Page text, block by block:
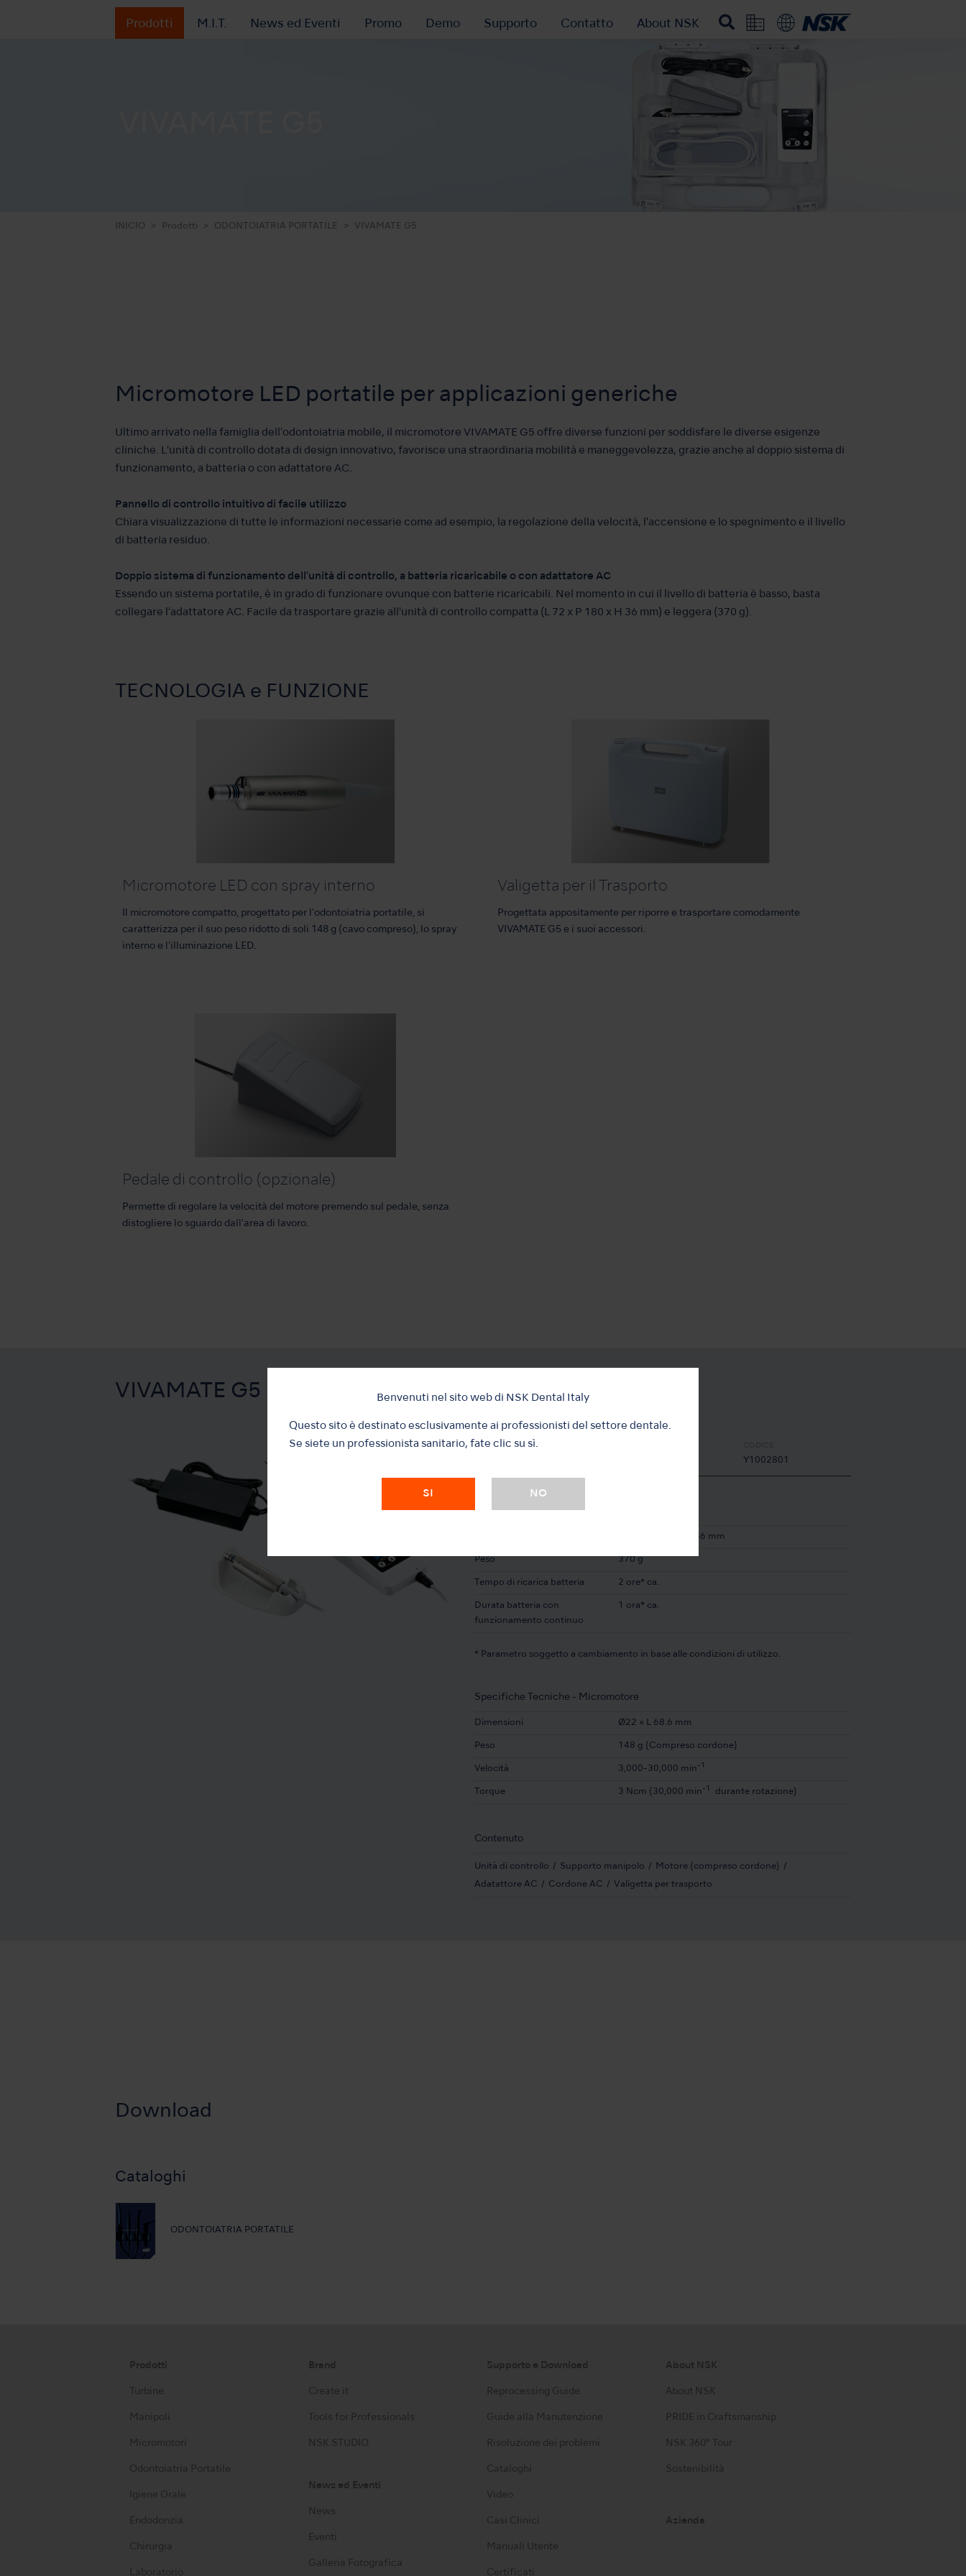
Benvenuti nel sito web di NSK Dental Italy
Questo sito è destinato esclusivamente ai professionisti del settore dentale.
Se siete un professionista sanitario, fate clic su sì.
SI NO
Prodotti M.I.T. News ed Eventi Promo Demo Supporto Contatto About NSK
INICIO Prodotti ODONTOIATRIA PORTATILE VIVAMATE G5
Micromotore LED portatile per applicazioni generiche
Ultimo arrivato nella famiglia dell'odontoiatria mobile, il micromotore VIVAMATE G5 offre diverse funzioni per soddisfare le diverse esigenze
cliniche. L'unità di controllo dotata di design innovativo, favorisce una straordinaria mobilità e maneggevolezza, grazie anche al doppio sistema di
funzionamento, a batteria o con adattatore AC.
Pannello di controllo intuitivo di facile utilizzo
Chiara visualizzazione di tutte le informazioni necessarie come ad esempio, la regolazione della velocità, l'accensione e lo spegnimento e il livello
di batteria residuo.
Doppio sistema di funzionamento dell'unità di controllo, a batteria ricaricabile o con adattatore AC
Essendo un sistema portatile, è in grado di funzionare ovunque con batterie ricaricabili. Nel momento in cui il livello di batteria è basso, basta
collegare l'adattatore AC. Facile da trasportare grazie all'unità di controllo compatta (L 72 x P 180 x H 36 mm) e leggera (370 g).
TECNOLOGIA e FUNZIONE
Micromotore LED con spray interno
Il micromotore compatto, progettato per l'odontoiatria portatile, si
caratterizza per il suo peso ridotto di soli 148 g (cavo compreso), lo spray
interno e l'illuminazione LED.
Valigetta per il Trasporto
Progettata appositamente per riporre e trasportare comodamente
VIVAMATE G5 e i suoi accessori.
Pedale di controllo (opzionale)
Permette di regolare la velocità del motore premendo sul pedale, senza
distogliere lo sguardo dall'area di lavoro.
VIVAMATE G5
MODELLO:
Y1002801
Specifiche Tecniche - Unità di controllo
W 72 × P 180 × H 36 mm
Peso 370 g
Tempo di ricarica batteria 2 ore* ca.
Durata batteria con
funzionamento continuo
1 ora* ca.
* Parametro soggetto a cambiamento in base alle condizioni di utilizzo.
Specifiche Tecniche - Micromotore
Dimensioni Ø22 × L 68.6 mm
Peso 148 g (Compreso cordone)
Velocità 3,000-30,000 min -1
Torque 3 Ncm (30,000 min -1 durante rotazione)
Contenuto
Unità di controllo Supporto manipolo Motore (compreso cordone)
Adatattore AC Cordone AC Valigetta per trasporto
Download
Cataloghi
ODONTOIATRIA PORTATILE
Prodotti
Turbine
Manipoli
Micromotori
Odontoiatria Portatile
Igiene Orale
Endodonzia
Chirurgia
Laboratorio
Brand
Create it
Tools for Professionals
NSK STUDIO
News ed Eventi
News
Eventi
Galleria Fotografica
Supporto e Download
Reprocessing Guide
Guide alla Manutenzione
Risoluzione dei problemi
Cataloghi
Video
Casi Clinici
Manuali Utente
Certificati
About NSK
About NSK
PRIDE in Craftsmanship
NSK 360° Tour
Sostenibilità
Azienda